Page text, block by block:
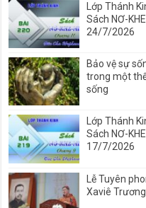
Lớp Thánh
Sách NƠ-
24/7/2026
Bảo vệ sự
trong một
sống
Lớp Thánh
Sách NƠ-
17/7/2026
Lễ Tuyên
Xaviê